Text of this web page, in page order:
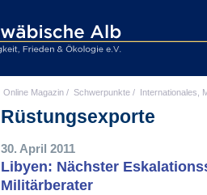
Online Magazin / Schwerpunkte / Internationales,
Rüstungsexporte
30. April 2011
Libyen: Nächster
Militärberater